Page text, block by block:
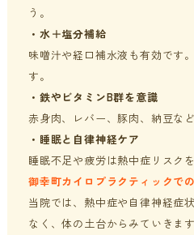
う。
・水＋塩分補給
味噌汁や経口補水液も有効です
す。
・鉄やビタミンB群を意識
赤身肉、レバー、豚肉、納豆な
・睡眠と自律神経ケア
睡眠不足や疲労は熱中症リスクを
御幸町カイロプラクティックで
当院では、熱中症や自律神経症
なく、体の土台からみていきます